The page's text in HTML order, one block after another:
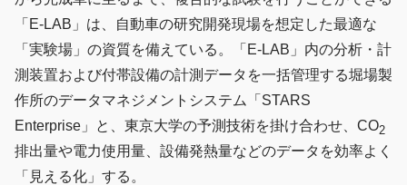
「E-LAB」は、自動車の研究開発現場を想定した最適な
「実験場」の資質を備えている。「E-LAB」内の分析・計
測装置および付帯設備の計測データを一括管理する堀場製
作所のデータマネジメントシステム「STARS
Enterprise」と、東京大学の予測技術を掛け合わせ、CO2
排出量や電力使用量、設備発熱量などのデータを効率よく
「見える化」する。